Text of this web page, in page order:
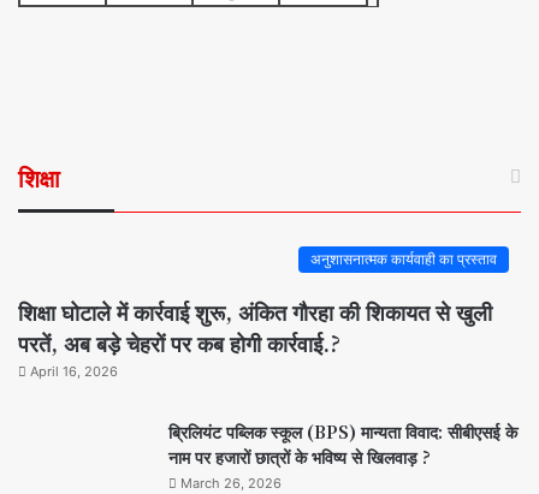
शिक्षा
अनुशासनात्मक कार्यवाही का प्रस्ताव
शिक्षा घोटाले में कार्रवाई शुरू, अंकित गौरहा की शिकायत से खुली
परतें, अब बड़े चेहरों पर कब होगी कार्रवाई.?
April 16, 2026
ब्रिलियंट पब्लिक स्कूल (BPS) मान्यता विवाद: सीबीएसई के
नाम पर हजारों छात्रों के भविष्य से खिलवाड़ ?
March 26, 2026